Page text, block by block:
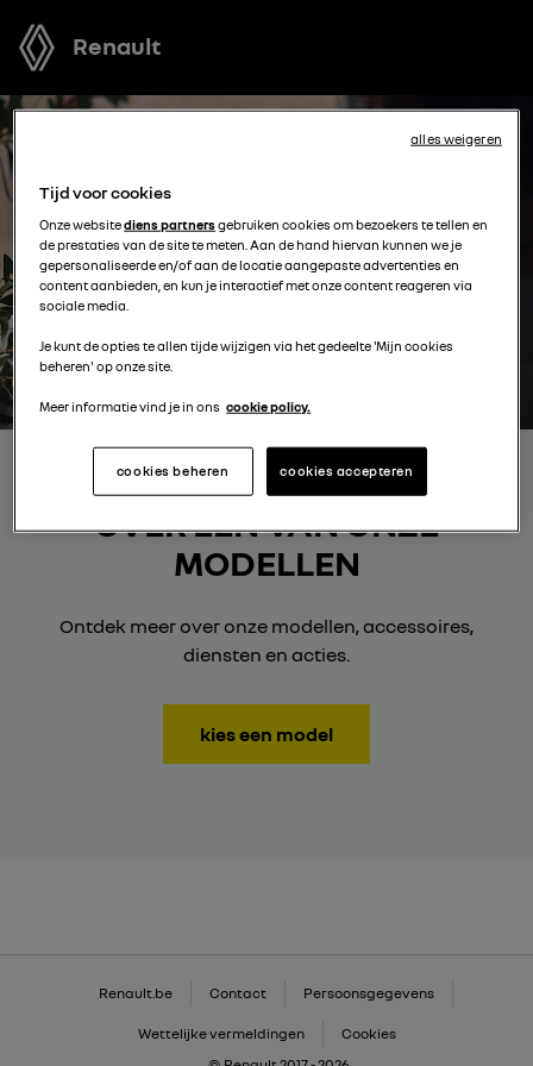
Renault
ONTVANG MEER INFORMATIE
OVER EEN VAN ONZE
MODELLEN
Ontdek meer over onze modellen, accessoires,
diensten en acties.
kies een model
Renault.be Contact Persoonsgegevens
Wettelijke vermeldingen
Cookies
Tijd voor cookies
Onze websitediens partnersgebruiken cookies om bezoekers te tellen en
de prestaties van de site te meten. Aan de hand hiervan kunnen we je
gepersonaliseerde en/of aan de locatie aangepaste advertenties en
content aanbieden, en kun je interactief met onze content reageren via
sociale media.
Je kunt de opties te allen tijde wijzigen via het gedeelte 'Mijn cookies
beheren' op onze site.
Meer informatie vind je in ons cookie policy.
cookies accepteren
cookies beheren
alles weigeren